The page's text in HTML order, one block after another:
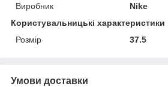
Виробник
Nike
Користувальницькі характеристики
Розмір
37.5
Умови доставки